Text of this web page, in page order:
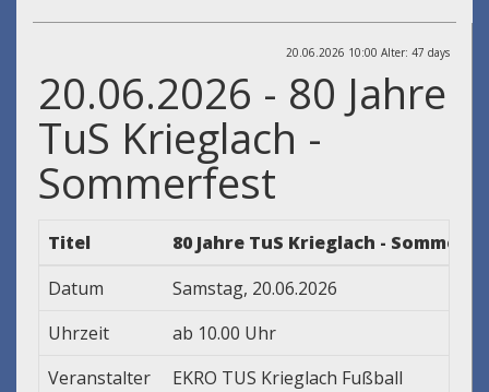
20.06.2026 10:00 Alter: 47 days
20.06.2026 - 80 Jahre
TuS Krieglach -
Sommerfest
Titel
80 Jahre TuS Krieglach -
Datum
Samstag, 20.06.2026
Uhrzeit
ab 10.00 Uhr
Veranstalter
EKRO TUS Krieglach Fußball